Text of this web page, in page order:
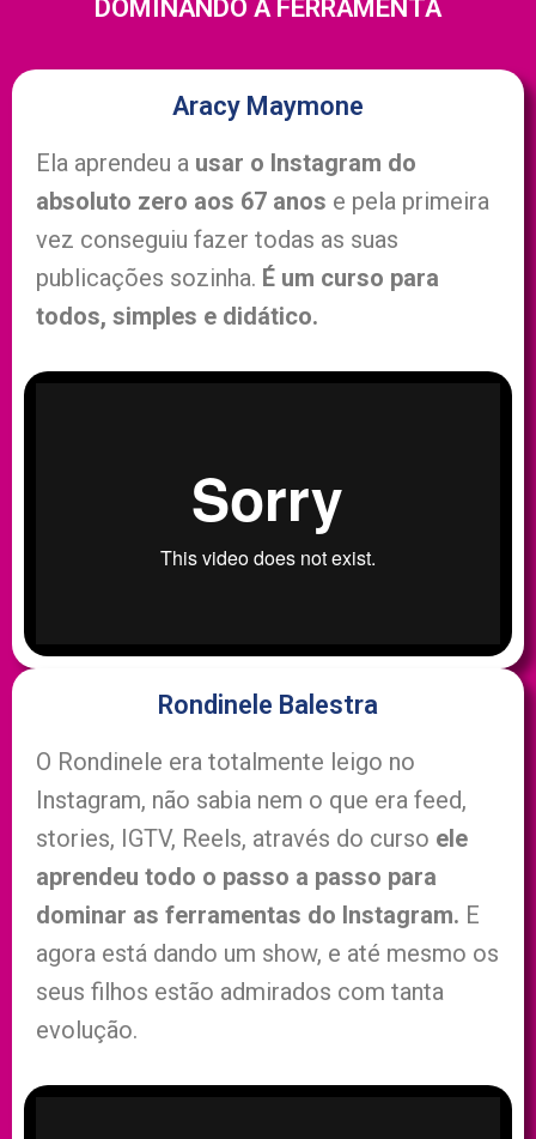
DOMINANDO A FERRAMENTA
Aracy Maymone
Ela aprendeu a usar o Instagram do
absoluto zero aos 67 anos e pela primeira
vez conseguiu fazer todas as suas
publicações sozinha. É um curso para
todos, simples e didático.
Rondinele Balestra
O Rondinele era totalmente leigo no
Instagram, não sabia nem o que era feed,
stories, IGTV, Reels, através do curso ele
aprendeu todo o passo a passo para
dominar as ferramentas do Instagram. E
agora está dando um show, e até mesmo os
seus filhos estão admirados com tanta
evolução.